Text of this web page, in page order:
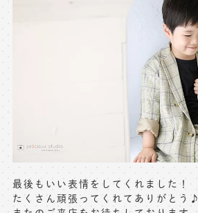
最後もいい表情をしてくれました！
たくさん頑張ってくれてありがとう♪